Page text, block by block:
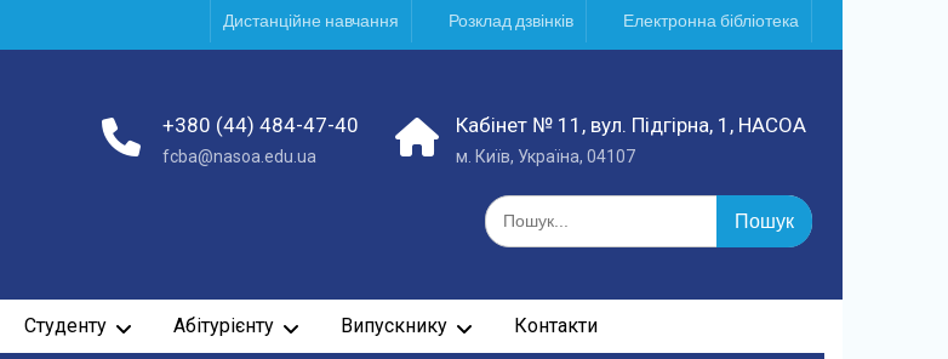
Дистанційне навчання Розклад дзвінків Електронна бібліотека
+380 (44) 484-47-40
fcba@nasoa.edu.ua
Кабінет № 11, вул. Підгірна, 1, НАСОА
м. Київ, Україна, 04107
Шукати:
Студенту Абітурієнту Випускнику Контакти